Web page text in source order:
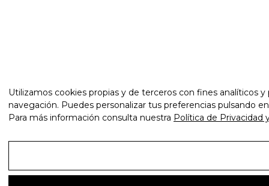
Utilizamos cookies propias y de terceros con fines analíticos
navegación. Puedes personalizar tus preferencias pulsando
Para más información consulta nuestra Política de Privacidad